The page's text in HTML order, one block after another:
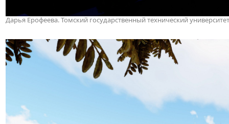
Дарья Ерофеева. Томский государственный технический университет